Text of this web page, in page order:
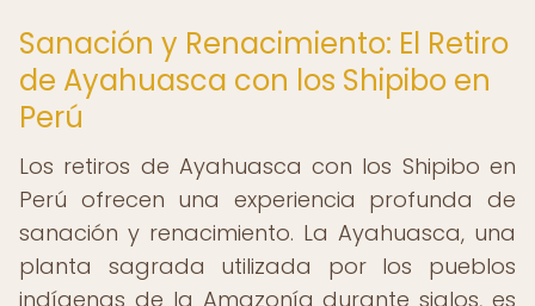
Sanación y Renacimiento: El Retiro
de Ayahuasca con los Shipibo en
Perú
Los retiros de Ayahuasca con los Shipibo en
Perú ofrecen una experiencia profunda de
sanación y renacimiento. La Ayahuasca, una
planta sagrada utilizada por los pueblos
indígenas de la Amazonía durante siglos, es